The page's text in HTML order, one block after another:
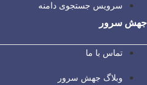
سرویس جستجوی دامنه
جهش سرور
تماس با ما
وبلاگ جهش سرور